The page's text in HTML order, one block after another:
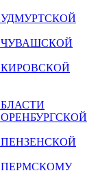
ЧУВАШСКОЙ
ПЕРМСКОМУ